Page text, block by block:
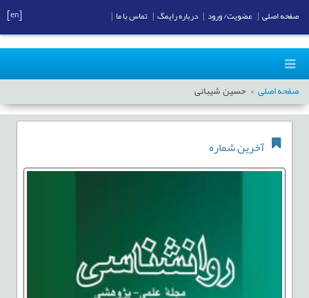
صفحه اصلی حسین شیبانی
آخرین شماره
صفحه اصلی عضویت/ ورود درباره رایمگ تماس با ما